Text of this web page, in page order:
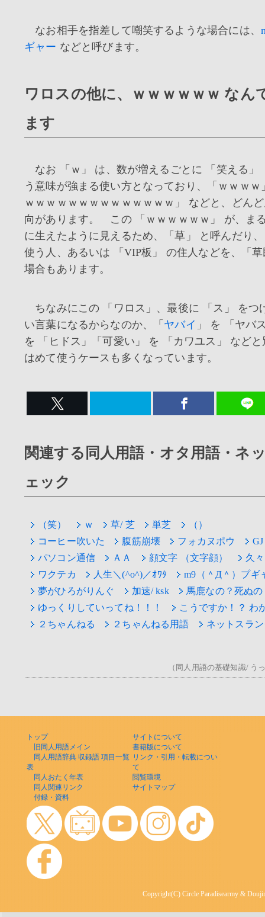
なお相手を指差して嘲笑するような場合には、
ギャー などと呼びます。
ワロスの他に、ｗｗｗｗｗｗ なん
ます
なお 「ｗ」 は、数が増えるごとに 「笑える」
う意味が強まる使い方となっており、「ｗｗｗ
ｗｗｗｗｗｗｗｗｗｗｗｗｗｗ」 などと、どん
向があります。 この 「ｗｗｗｗｗｗ」 が、ま
に生えたように見えるため、「草」 と呼んだり
使う人、あるいは 「VIP板」 の住人などを、「
場合もあります。
ちなみにこの 「ワロス」、最後に 「ス」 をつ
い言葉になるからなのか、「 ヤバイ 」 を 「ヤバ
を 「ヒドス」「可愛い」 を 「カワユス」 など
はめて使うケースも多くなっています。
関連する同人用語・オタ用語・ネ
ェック
（笑） ｗ 草/ 芝 単芝
（）
コーヒー吹いた
腹筋崩壊 フォカヌポウ
GJ
パソコン通信
ＡＡ 顔文字 （文字顔）
久
ワクテカ
人生＼(^o^)／ｵﾜﾀ
m9（＾Д＾）プギ
夢がひろがりんぐ
加速/ ksk
馬鹿なの？死ぬの
ゆっくりしていってね！！！
こうですか！？ わ
２ちゃんねる
２ちゃんねる用語 ネットスラ
（同人用語の基礎知識/ う
トップ
旧同人用語メイン
同人用語辞典 収録語 項目一覧
表
同人おたく年表
同人関連リンク
付録・資料
サイトについて
書籍版について
リンク・引用・転載につい
て
閲覧環境
サイトマップ
Copyright(C) Circle Paradisearmy &